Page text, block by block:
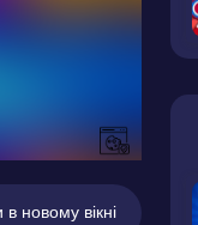
в новому вікні